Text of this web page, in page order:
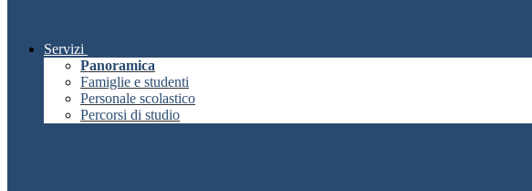
Servizi
Panoramica
Famiglie e studenti
Personale scolastico
Percorsi di studio